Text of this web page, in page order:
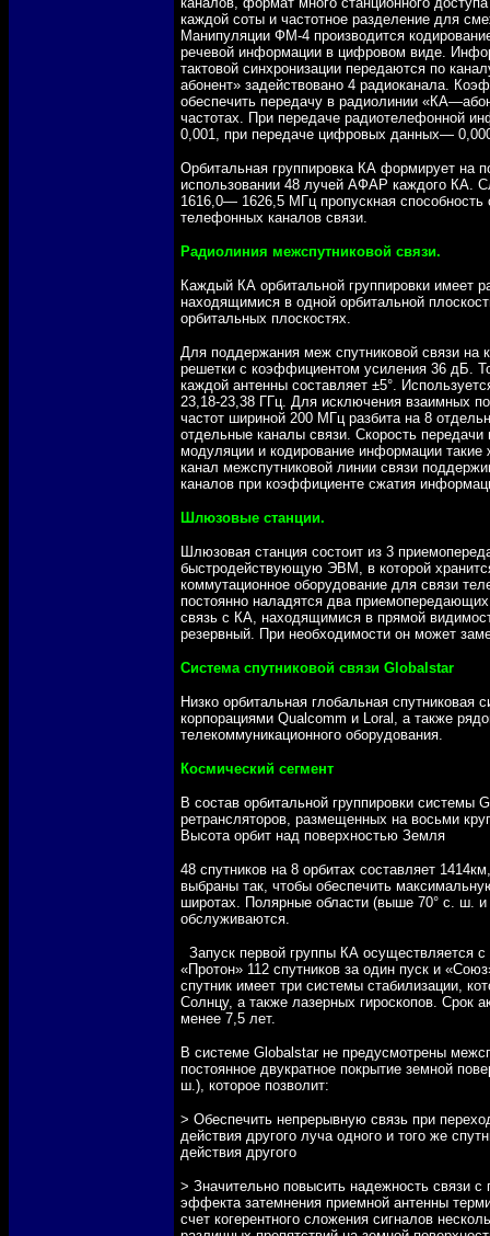
каждой соты и частотное разделение для
Манипуляции ФМ-4 производится
речевой информации в цифровом виде.
тактовой синхронизации передаются по
абонент» задействовано 4 радиоканала.
обеспечить передачу в радиолинии
частотах. При передаче радиотелефонной
0,001, при передаче цифровых данных—
Орбитальная группировка КА формирует на
использовании 48 лучей АФАР каждого КА.
1616,0— 1626,5 МГц пропускная
телефонных каналов связи.
Радиолиния межспутниковой связи.
Каждый КА орбитальной группировки имеет
находящимися в одной орбитальной
орбитальных плоскостях.
Для поддержания меж спутниковой связи
решетки с коэффициентом усиления 36 дБ.
каждой антенны составляет ±5°.
23,18-23,38 ГГц. Для исключения взаимных
частот шириной 200 МГц разбита на 8
отдельные каналы связи. Скорость
модуляции и кодирование информации
канал межспутниковой линии связи
каналов при коэффициенте сжатия
Шлюзовые станции.
Шлюзовая станция состоит из 3
быстродействующую ЭВМ, в которой
коммутационное оборудование для связи
постоянно наладятся два
связь с КА, находящимися в прямой
резервный. При необходимости он может
Система спутниковой связи Globalstar
Низко орбитальная глобальная спутниковая
корпорациями Qualcomm и Loral, а также
телекоммуникационного оборудования.
Космический сегмент
В состав орбитальной группировки системы
ретрансляторов, размещенных на восьми
Высота орбит над поверхностью Земля
48 спутников на 8 орбитах составляет
выбраны так, чтобы обеспечить
широтах. Полярные области (выше 70° с. ш.
обслуживаются.
Запуск первой группы КА осуществляется
«Протон» 112 спутников за один пуск и
спутник имеет три системы стабилизации,
Солнцу, а также лазерных гироскопов. Срок
менее 7,5 лет.
В системе Globalstar не предусмотрены
постоянное двукратное покрытие земной
ш.), которое позволит:
> Обеспечить непрерывную связь при
действия другого луча одного и того же
действия другого
> Значительно повысить надежность связи
эффекта затемнения приемной антенны
счет когерентного сложения сигналов